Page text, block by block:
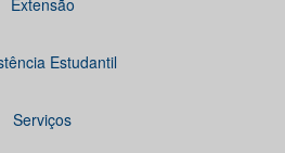
Extensão
Estudantil
Serviços